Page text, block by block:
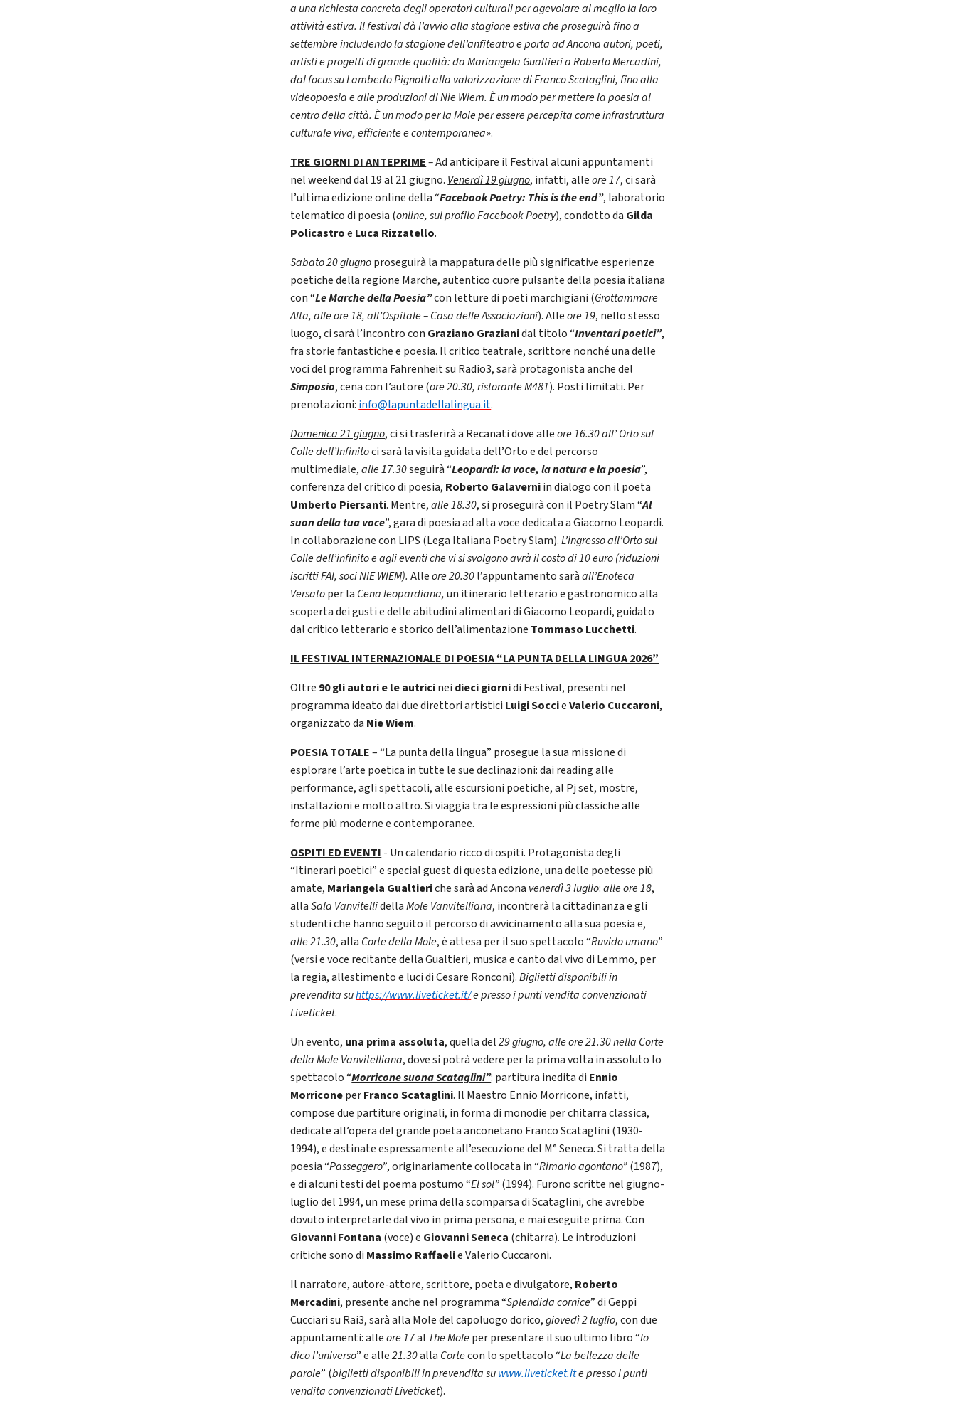
a una richiesta concreta degli operatori culturali per agevolare al meglio la loro
attività estiva. Il festival dà l’avvio alla stagione estiva che proseguirà fino a
settembre includendo la stagione dell’anfiteatro e porta ad Ancona autori, poeti,
artisti e progetti di grande qualità: da Mariangela Gualtieri a Roberto Mercadini,
dal focus su Lamberto Pignotti alla valorizzazione di Franco Scataglini, fino alla
videopoesia e alle produzioni di Nie Wiem. È un modo per mettere la poesia al
centro della città. È un modo per la Mole per essere percepita come infrastruttura
culturale viva, efficiente e contemporanea».
TRE GIORNI DI ANTEPRIME–Ad anticipare il Festival alcuni appuntamenti
nel weekend dal 19 al 21 giugno. Venerdì 19 giugno, infatti, alleore 17, ci sarà
l’ultima edizione online della “Facebook Poetry: This is the end”, laboratorio
telematico di poesia (online, sul profilo Facebook Poetry), condotto da Gilda
Policastroe Luca Rizzatello.
Sabato 20 giugnoproseguirà la mappatura delle più significative esperienze
poetiche della regione Marche, autentico cuore pulsante della poesia italiana
con “Le Marche della Poesia”con letture di poeti marchigiani (Grottammare
Alta, alle ore 18, all’Ospitale – Casa delle Associazioni). Alleore 19, nello stesso
luogo, ci sarà l’incontro con Graziano Grazianidal titolo “Inventari poetici”,
fra storie fantastiche e poesia. Il critico teatrale, scrittore nonché una delle
voci del programma Fahrenheit su Radio3, sarà protagonista anche del
Simposio, cena con l’autore (ore 20.30, ristorante M481). Posti limitati. Per
prenotazioni: info@lapuntadellalingua.it.
Domenica 21 giugno, ci si trasferirà a Recanati dove alleore 16.30all’ Orto sul
Colle dell’Infinitoci sarà la visita guidata dell’Orto e del percorso
multimediale,alle 17.30seguirà “Leopardi: la voce, la natura e la poesia”,
conferenza del critico di poesia, Roberto Galaverniin dialogo con il poeta
Umberto Piersanti. Mentre,alle 18.30, si proseguirà con il Poetry Slam “Al
suon della tua voce”, gara di poesia ad alta voce dedicata a Giacomo Leopardi.
In collaborazione con LIPS (Lega Italiana Poetry Slam).L’ingresso all’Orto sul
Colle dell’infinito e agli eventi che vi si svolgono avrà il costo di 10 euro (riduzioni
iscritti FAI, soci NIE WIEM).Alleore 20.30l’appuntamento saràall’Enoteca
Versatoper la Cena leopardiana,un itinerario letterario e gastronomico alla
scoperta dei gusti e delle abitudini alimentari di Giacomo Leopardi, guidato
dal critico letterario e storico dell’alimentazione Tommaso Lucchetti.
IL FESTIVAL INTERNAZIONALE DI POESIA “LA PUNTA DELLA LINGUA 2026”
Oltre 90 gli autori e le autricinei dieci giornidi Festival, presenti nel
programma ideato dai due direttori artistici Luigi SoccieValerio Cuccaroni,
organizzato da Nie Wiem.
POESIA TOTALE– “La punta della lingua” prosegue la sua missione di
esplorare l’arte poetica in tutte le sue declinazioni: dai reading alle
performance, agli spettacoli, alle escursioni poetiche, al Pj set, mostre,
installazioni e molto altro. Si viaggia tra le espressioni più classiche alle
forme più moderne e contemporanee.
OSPITI ED EVENTI - Un calendario ricco di ospiti. Protagonista degli
“Itinerari poetici” e special guest di questa edizione, una delle poetesse più
amate, Mariangela Gualtieriche sarà ad Ancona venerdì 3 luglio:alle ore 18,
allaSala VanvitellidellaMole Vanvitelliana, incontrerà la cittadinanza e gli
studenti che hanno seguito il percorso di avvicinamento alla sua poesia e,
alle 21.30, alla Corte della Mole, è attesa per il suo spettacolo “Ruvido umano”
(versi e voce recitante della Gualtieri, musica e canto dal vivo di Lemmo, per
la regia, allestimento e luci di Cesare Ronconi).Biglietti disponibili in
prevendita suhttps://www.liveticket.it/e presso i punti vendita convenzionati
Liveticket.
Un evento, una prima assoluta, quella del29 giugno, alle ore 21.30 nella Corte
della Mole Vanvitelliana, dove si potrà vedere per la prima volta in assoluto lo
spettacolo “Morricone suona Scataglini”: partitura inedita di Ennio
MorriconeperFranco Scataglini. Il Maestro Ennio Morricone, infatti,
compose due partiture originali, in forma di monodie per chitarra classica,
dedicate all’opera del grande poeta anconetano Franco Scataglini (1930-
1994), e destinate espressamente all’esecuzione del M° Seneca. Si tratta della
poesia “Passeggero”, originariamente collocata in “Rimario agontano”(1987),
e di alcuni testi del poema postumo “El sol”(1994). Furono scritte nel giugno-
luglio del 1994, un mese prima della scomparsa di Scataglini, che avrebbe
dovuto interpretarle dal vivo in prima persona, e mai eseguite prima. Con
Giovanni Fontana (voce) e Giovanni Seneca (chitarra). Le introduzioni
critiche sono di Massimo Raffaelie Valerio Cuccaroni.
Il narratore, autore-attore, scrittore, poeta e divulgatore, Roberto
Mercadini, presente anche nel programma “Splendida cornice” di Geppi
Cucciari su Rai3, sarà alla Mole del capoluogo dorico,giovedì 2 luglio, con due
appuntamenti: alleore 17al The Moleper presentare il suo ultimo libro “Io
dico l’universo” e alle21.30alla Cortecon lo spettacolo “La bellezza delle
parole” (biglietti disponibili in prevendita suwww.liveticket.ite presso i punti
vendita convenzionati Liveticket).